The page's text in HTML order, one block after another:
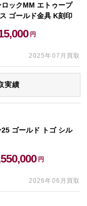
ックMM エトゥープ
ゴールド金具 K刻印
円
2025年07月買取
実績
ゴールド トゴ シル
円
2026年06月買取